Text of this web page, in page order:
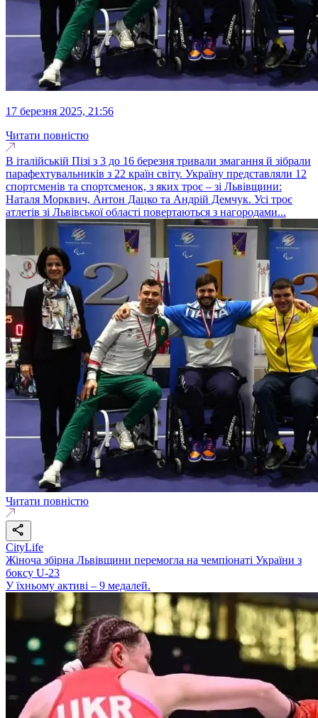
17 березня 2025, 21:56
Читати повністю
В італійській Пізі з 3 до 16 березня тривали змагання й зібрали
парафехтувальників з 22 країн світу. Україну представляли 12
спортсменів та спортсменок, з яких троє – зі Львівщини:
Наталя Морквич, Антон Дацко та Андрій Демчук. Усі троє
атлетів зі Львівської області повертаються з нагородами...
Читати повністю
CityLife
Жіноча збірна Львівщини перемогла на чемпіонаті України з
боксу U-23
У їхньому активі – 9 медалей.